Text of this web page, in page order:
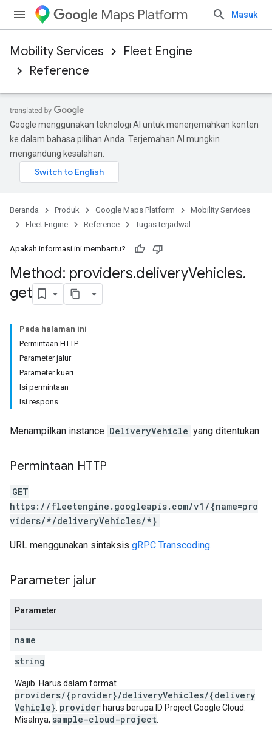
Maps Platform Masuk
Mobility Services
Fleet Engine
Reference
Google menggunakan teknologi AI untuk menerjemahkan konten
ke dalam bahasa pilihan Anda. Terjemahan AI mungkin
mengandung kesalahan.
Beranda Produk Google Maps Platform
Mobility Services
Fleet Engine
Reference Tugas terjadwal
Apakah informasi ini membantu?
Method: providers.deliveryVehicles.
get
Pada halaman ini
Permintaan HTTP
Parameter jalur
Parameter kueri
Isi permintaan
Isi respons
Menampilkan instance DeliveryVehicle yang ditentukan.
Permintaan HTTP
GET
https://fleetengine.googleapis.com/v1/{name=pro
viders/*/deliveryVehicles/*}
URL menggunakan sintaksis gRPC Transcoding.
Parameter jalur
Parameter
name
string
Wajib. Harus dalam format
providers/{provider}/deliveryVehicles/{delivery
Vehicle} provider harus berupa ID Project Google Cloud.
Misalnya, sample-cloud-project